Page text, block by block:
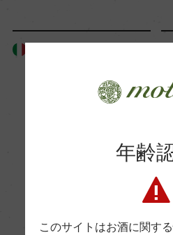
年齢
このサイトはお酒に関す